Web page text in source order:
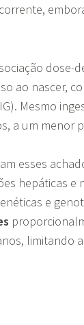
ao nascer,
Mesmo
a um menor
esses
hepáticas e
e
limitando